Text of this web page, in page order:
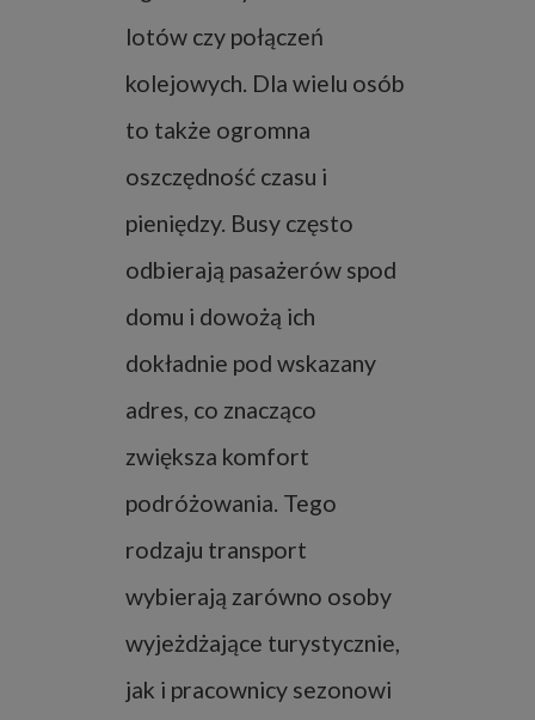
lotów czy połączeń
kolejowych. Dla wielu osób
to także ogromna
oszczędność czasu i
pieniędzy. Busy często
odbierają pasażerów spod
domu i dowożą ich
dokładnie pod wskazany
adres, co znacząco
zwiększa komfort
podróżowania. Tego
rodzaju transport
wybierają zarówno osoby
wyjeżdżające turystycznie,
jak i pracownicy sezonowi